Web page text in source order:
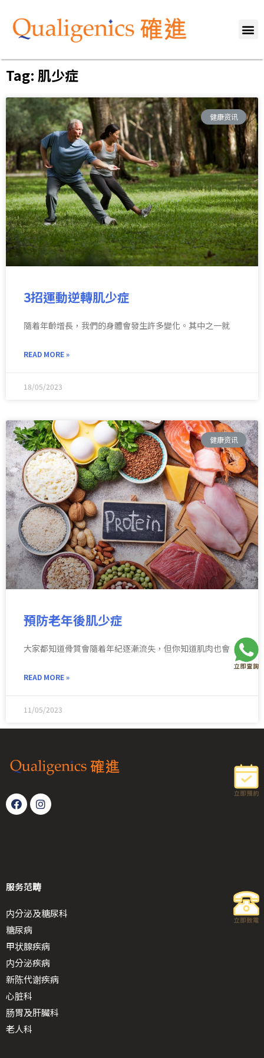
Tag: 肌少症
健康资讯
3招運動逆轉肌少症
隨着年齡增長，我們的身體會發生許多變化。其中之一就
READ MORE »
18/05/2023
健康资讯
預防老年後肌少症
大家都知道骨質會隨着年紀逐漸流失，但你知道肌肉也會
READ MORE »
11/05/2023
服务范畴
内分泌及糖尿科
糖尿病
甲状腺疾病
内分泌疾病
新陈代谢疾病
心脏科
肠胃及肝臟科
老人科